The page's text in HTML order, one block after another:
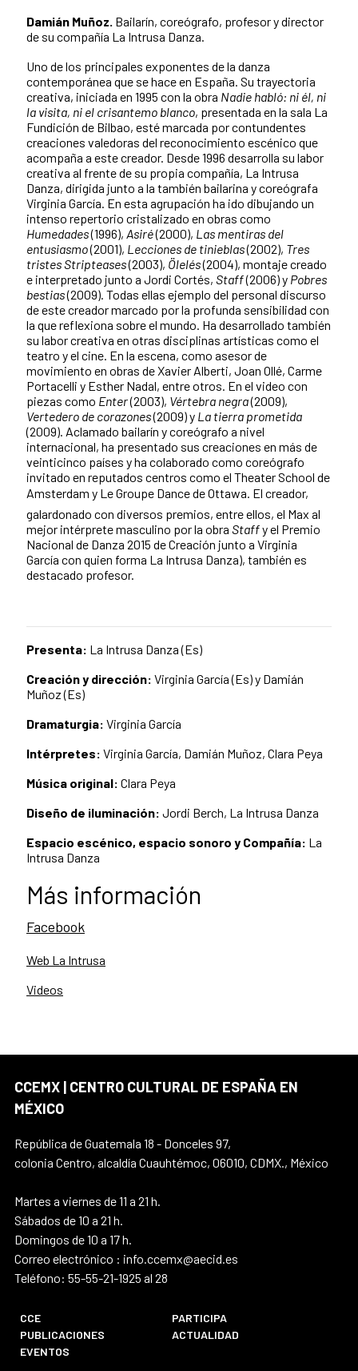
Damián Muñoz. Bailarín, coreógrafo, profesor y director
de su compañía La Intrusa Danza.
Uno de los principales exponentes de la danza
contemporánea que se hace en España. Su trayectoria
creativa, iniciada en 1995 con la obra Nadie habló: ni él, ni
la visita, ni el crisantemo blanco, presentada en la sala La
Fundición de Bilbao, esté marcada por contundentes
creaciones valedoras del reconocimiento escénico que
acompaña a este creador. Desde 1996 desarrolla su labor
creativa al frente de su propia compañí­a, La Intrusa
Danza, dirigida junto a la también bailarina y coreógrafa
Virginia García. En esta agrupación ha ido dibujando un
intenso repertorio cristalizado en obras como
Humedades(1996), Asiré(2000), Las mentiras del
entusiasmo(2001), Lecciones de tinieblas(2002), Tres
tristes Stripteases(2003), Ölelés(2004), montaje creado
e interpretado junto a Jordi Cortés, Staff(2006) y Pobres
bestias(2009). Todas ellas ejemplo del personal discurso
de este creador marcado por la profunda sensibilidad con
la que reflexiona sobre el mundo. Ha desarrollado también
su labor creativa en otras disciplinas artísticas como el
teatro y el cine. En la escena, como asesor de
movimiento en obras de Xavier Alberti, Joan Ollé, Carme
Portacelli y Esther Nadal, entre otros. En el video con
piezas como Enter(2003), Vértebra negra(2009),
Vertedero de corazones(2009) y La tierra prometida
(2009). Aclamado bailarín y coreógrafo a nivel
internacional, ha presentado sus creaciones en más de
veinticinco países y ha colaborado como coreógrafo
invitado en reputados centros como el Theater School de
Amsterdam y Le Groupe Dance de Ottawa. El creador,
galardonado con diversos premios, entre ellos, el Max al
mejor intérprete masculino por la obra Staffy el Premio
Nacional de Danza 2015 de Creación junto a Virginia
García con quien forma La Intrusa Danza), también es
destacado profesor.
Presenta: La Intrusa Danza (Es)
Creación y dirección: Virginia Garcí­a (Es) y Damián
Muñoz (Es)
Dramaturgia: Virginia Garcí­a
Intérpretes: Virginia Garcí­a, Damián Muñoz, Clara Peya
Música original: Clara Peya
Diseño de iluminación: Jordi Berch, La Intrusa Danza
Espacio escénico, espacio sonoro y Compañí­a: La
Intrusa Danza
Más información
Facebook
Web La Intrusa
Videos
CCEMX | CENTRO CULTURAL DE ESPAÑA EN
MÉXICO
República de Guatemala 18 - Donceles 97,
colonia Centro, alcaldía Cuauhtémoc, 06010, CDMX., México
Martes a viernes de 11 a 21 h.
Sábados de 10 a 21 h.
Domingos de 10 a 17 h.
Correo electrónico : info.ccemx@aecid.es
Teléfono: 55-55-21-1925 al 28
CCE
PARTICIPA
PUBLICACIONES
ACTUALIDAD
EVENTOS